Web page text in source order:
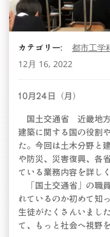
カテゴリー:
都市工学
12月 16, 2022
10月24日（月）
国土交通省 近畿地方
建築に関する国の役割
た。今回は土木分野と
や防災、災害復興、各
ている業務内容を詳し
「国土交通省」の職
れているのか初めて知
生徒がたくさんいまし
て、もっと社会へ視野